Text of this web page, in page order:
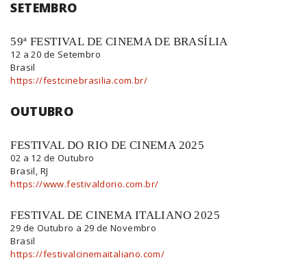
SETEMBRO
59ª FESTIVAL DE CINEMA DE BRASÍLIA
12 a 20 de Setembro
Brasil
https://festcinebrasilia.com.br/
OUTUBRO
FESTIVAL DO RIO DE CINEMA 2025
02 a 12 de Outubro
Brasil, RJ
https://www.festivaldorio.com.br/
FESTIVAL DE CINEMA ITALIANO 2025
29 de Outubro a 29 de Novembro
Brasil
https://festivalcinemaitaliano.com/